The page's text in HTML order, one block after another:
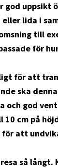
god uppsikt
lida i
till
för
för att
ska
och god
10 cm på
att
så långt.